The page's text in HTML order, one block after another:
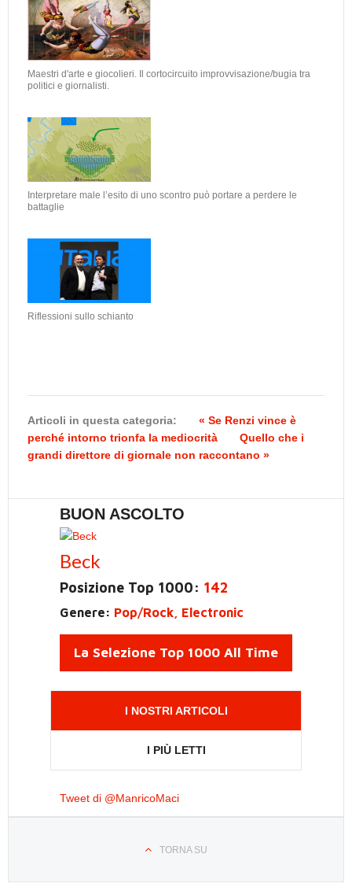
Maestri d'arte e giocolieri. Il cortocircuito improvvisazione/bugia tra
politici e giornalisti.
Interpretare male l’esito di uno scontro può portare a perdere le
battaglie
Riflessioni sullo schianto
Articoli in questa categoria:
« Se Renzi vince è
perché intorno trionfa la mediocrità
Quello che i
grandi direttore di giornale non raccontano »
BUON ASCOLTO
Beck
Posizione Top 1000: 142
Genere: Pop/Rock, Electronic
La Selezione Top 1000 All Time
I NOSTRI ARTICOLI
I PIÙ LETTI
Tweet di @ManricoMaci
TORNA SU